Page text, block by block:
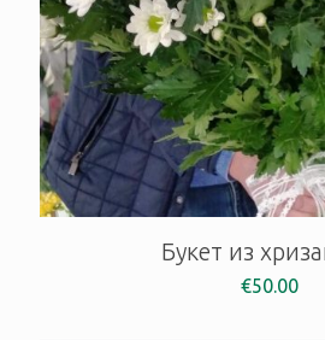
Букет из
€50.00